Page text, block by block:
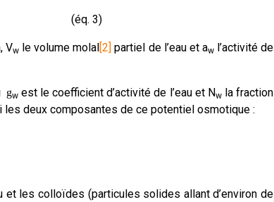
3)
Vw le volume molal[2] partiel de l’eau et awl’activité de
gwest le coefficient d’activité de l’eau et Nwla fraction
les deux composantes de ce potentiel osmotique :
les colloïdes (particules solides allant d’environ de